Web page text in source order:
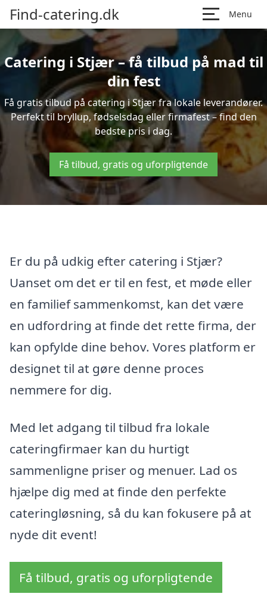
Find-catering.dk Menu
Catering i Stjær – få tilbud på mad til
din fest
Få gratis tilbud på catering i Stjær fra lokale leverandører.
Perfekt til bryllup, fødselsdag eller firmafest – find den
bedste pris i dag.
Få tilbud, gratis og uforpligtende
Er du på udkig efter catering i Stjær?
Uanset om det er til en fest, et møde eller
en familief sammenkomst, kan det være
en udfordring at finde det rette firma, der
kan opfylde dine behov. Vores platform er
designet til at gøre denne proces
nemmere for dig.
Med let adgang til tilbud fra lokale
cateringfirmaer kan du hurtigt
sammenligne priser og menuer. Lad os
hjælpe dig med at finde den perfekte
cateringløsning, så du kan fokusere på at
nyde dit event!
Få tilbud, gratis og uforpligtende